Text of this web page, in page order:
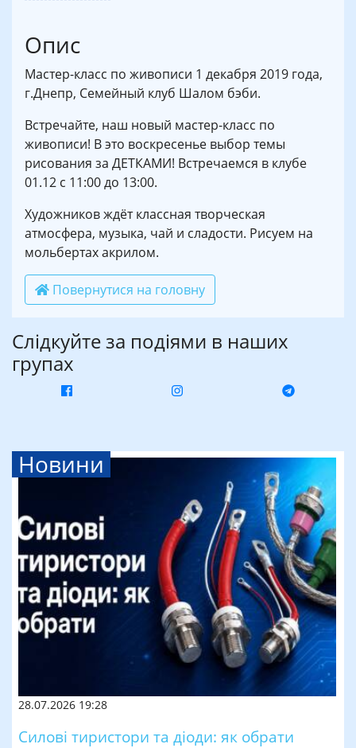
Опис
Мастер-класс по живописи 1 декабря 2019 года,
г.Днепр, Семейный клуб Шалом бэби.
Встречайте, наш новый мастер-класс по
живописи! В это воскресенье выбор темы
рисования за ДЕТКАМИ! Встречаемся в клубе
01.12 с 11:00 до 13:00. ⠀
Художников ждёт классная творческая
атмосфера, музыка, чай и сладости. Рисуем на
мольбертах акрилом.
Повернутися на головну
Слідкуйте за подіями в наших
групах
Новини
28.07.2026 19:28
Силові тиристори та діоди: як обрати